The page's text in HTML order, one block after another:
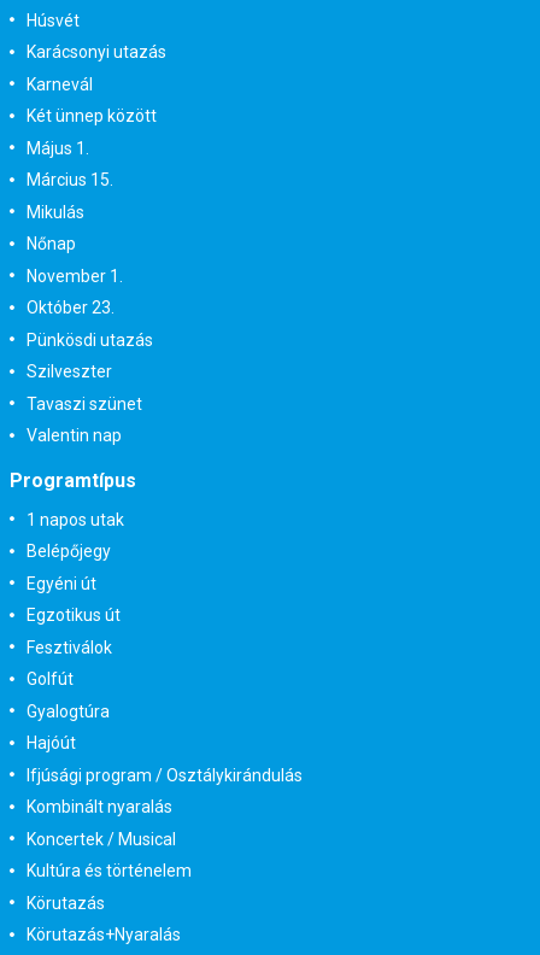
Húsvét
Karácsonyi utazás
Karnevál
Két ünnep között
Május 1.
Március 15.
Mikulás
Nőnap
November 1.
Október 23.
Pünkösdi utazás
Szilveszter
Tavaszi szünet
Valentin nap
Programtípus
1 napos utak
Belépőjegy
Egyéni út
Egzotikus út
Fesztiválok
Golfút
Gyalogtúra
Hajóút
Ifjúsági program / Osztálykirándulás
Kombinált nyaralás
Koncertek / Musical
Kultúra és történelem
Körutazás
Körutazás+Nyaralás